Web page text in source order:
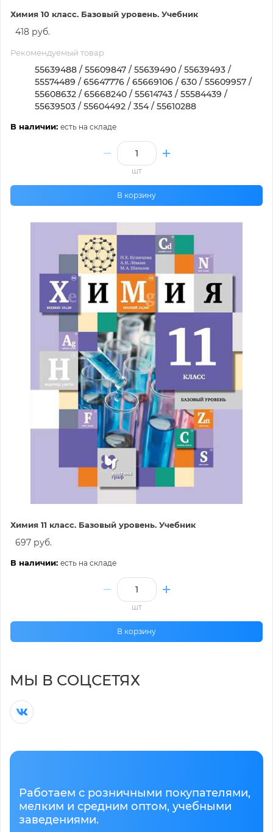
Химия 10 класс. Базовый уровень. Учебник
418 руб.
Рекомендуемый товар
55639488 / 55609847 / 55639490 / 55639493 /
55574489 / 65647776 / 65669106 / 630 / 55609957 /
55608632 / 65668240 / 55614743 / 55584439 /
55639503 / 55604492 / 354 / 55610288
В наличии: есть на складе
шт
В корзину
Химия 11 класс. Базовый уровень. Учебник
697 руб.
В наличии: есть на складе
шт
В корзину
МЫ В СОЦСЕТЯХ
Работаем с розничными покупателями,
мелким и средним оптом, учебными
заведениями.